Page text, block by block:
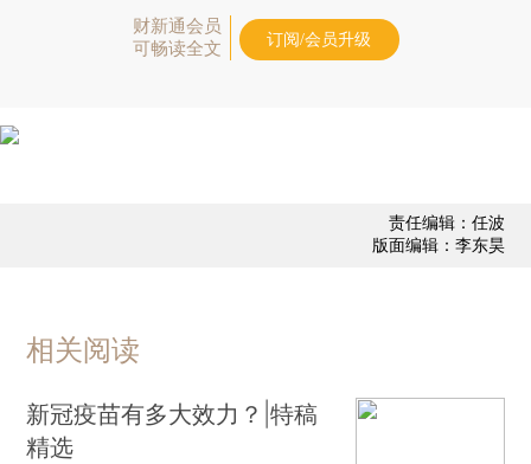
财新通会员
可畅读全文
订阅/会员升级
责任编辑：任波
版面编辑：李东昊
相关阅读
新冠疫苗有多大效力？|特稿
精选